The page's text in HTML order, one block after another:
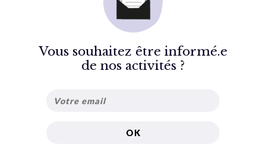
Vous souhaitez être informé.e
de nos activités ?